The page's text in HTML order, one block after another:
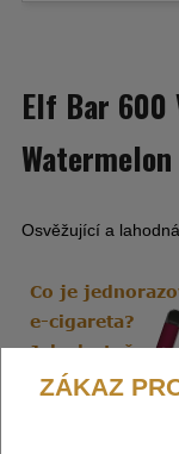
Elf Bar
Osvěžující a
ZÁKAZ